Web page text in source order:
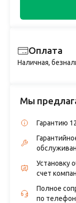
Оплата
Наличная,
Мы
Гарантию
Установку
счет
Полное
по